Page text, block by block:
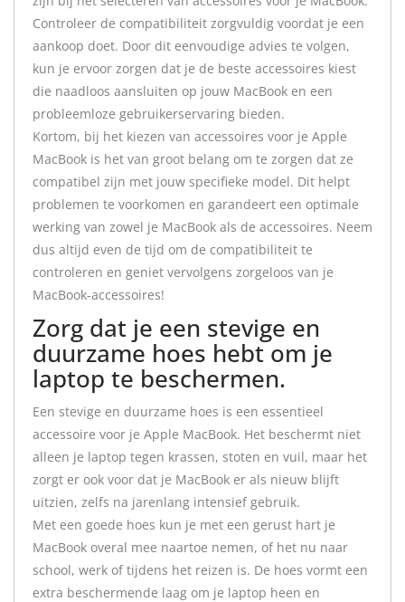
Controleer de compatibiliteit zorgvuldig voordat je een
aankoop doet. Door dit eenvoudige advies te volgen,
kun je ervoor zorgen dat je de beste accessoires kiest
die naadloos aansluiten op jouw MacBook en een
probleemloze gebruikerservaring bieden.
Kortom, bij het kiezen van accessoires voor je Apple
MacBook is het van groot belang om te zorgen dat ze
compatibel zijn met jouw specifieke model. Dit helpt
problemen te voorkomen en garandeert een optimale
werking van zowel je MacBook als de accessoires. Neem
dus altijd even de tijd om de compatibiliteit te
controleren en geniet vervolgens zorgeloos van je
MacBook-accessoires!
Zorg dat je een stevige en
duurzame hoes hebt om je
laptop te beschermen.
Een stevige en duurzame hoes is een essentieel
accessoire voor je Apple MacBook. Het beschermt niet
alleen je laptop tegen krassen, stoten en vuil, maar het
zorgt er ook voor dat je MacBook er als nieuw blijft
uitzien, zelfs na jarenlang intensief gebruik.
Met een goede hoes kun je met een gerust hart je
MacBook overal mee naartoe nemen, of het nu naar
school, werk of tijdens het reizen is. De hoes vormt een
extra beschermende laag om je laptop heen en